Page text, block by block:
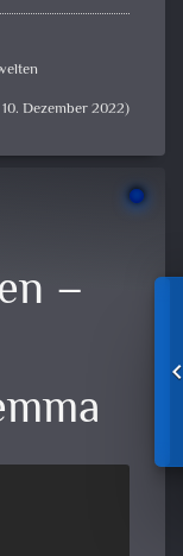
Dezember 2022)
–